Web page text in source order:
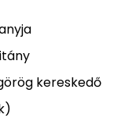
kereskedő